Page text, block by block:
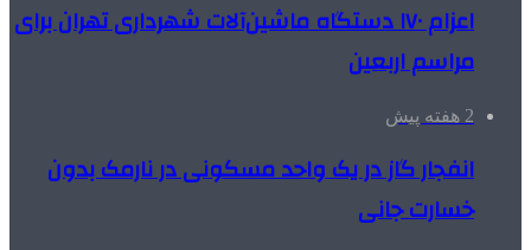
اعزام ۱۷۰ دستگاه ماشین‌آلات شهرداری تهران برای
مراسم اربعین
2 هفته پیش
انفجار گاز در یک واحد مسکونی در نارمک بدون
خسارت جانی